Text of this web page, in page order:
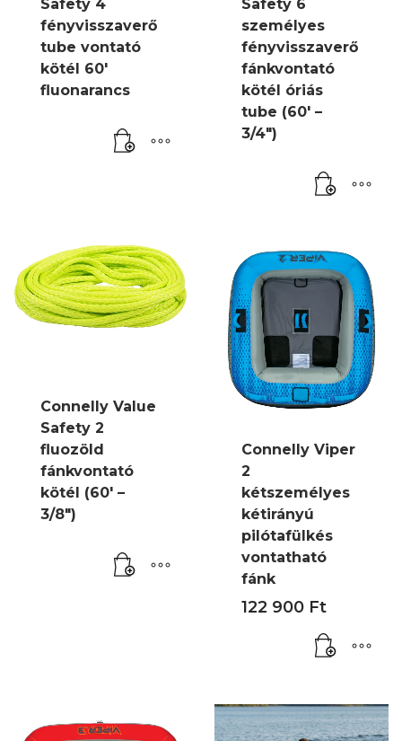
Safety 4
fényvisszaverő
tube vontató
kötél 60′
fluonarancs
Safety 6
személyes
fényvisszaverő
fánkvontató
kötél óriás
tube (60′ –
3/4″)
Connelly Value
Safety 2
fluozöld
fánkvontató
kötél (60′ –
3/8″)
Connelly Viper
2
kétszemélyes
kétirányú
pilótafülkés
vontatható
fánk
122 900 Ft